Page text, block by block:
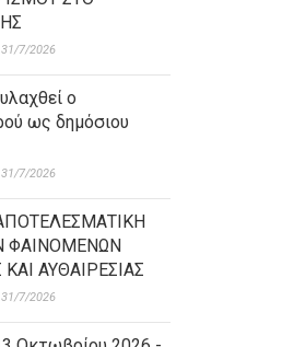
31/7/2026
ο
ως δημόσιου
31/7/2026
ΦΑΙΝΟΜΕΝΩΝ
ΑΥΘΑΙΡΕΣΙΑΣ
31/7/2026